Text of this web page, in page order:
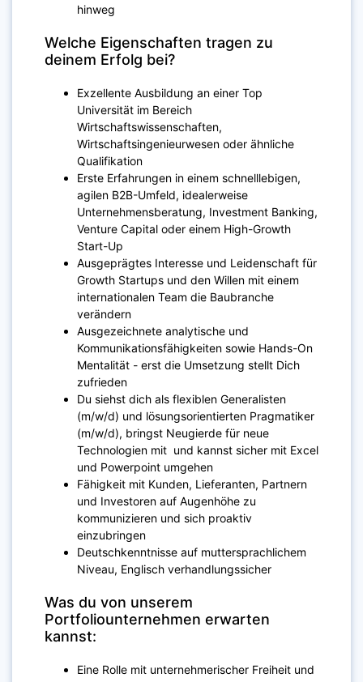
hinweg
Welche Eigenschaften tragen zu
deinem Erfolg bei?
Exzellente Ausbildung an einer Top
Universität im Bereich
Wirtschaftswissenschaften,
Wirtschaftsingenieurwesen oder ähnliche
Qualifikation
Erste Erfahrungen in einem schnelllebigen,
agilen B2B-Umfeld, idealerweise
Unternehmensberatung, Investment Banking,
Venture Capital oder einem High-Growth
Start-Up
Ausgeprägtes Interesse und Leidenschaft für
Growth Startups und den Willen mit einem
internationalen Team die Baubranche
verändern
Ausgezeichnete analytische und
Kommunikationsfähigkeiten sowie Hands-On
Mentalität - erst die Umsetzung stellt Dich
zufrieden
Du siehst dich als flexiblen Generalisten
(m/w/d) und lösungsorientierten Pragmatiker
(m/w/d), bringst Neugierde für neue
Technologien mit und kannst sicher mit Excel
und Powerpoint umgehen
Fähigkeit mit Kunden, Lieferanten, Partnern
und Investoren auf Augenhöhe zu
kommunizieren und sich proaktiv
einzubringen
Deutschkenntnisse auf muttersprachlichem
Niveau, Englisch verhandlungssicher
Was du von unserem
Portfoliounternehmen erwarten
kannst:
Eine Rolle mit unternehmerischer Freiheit und